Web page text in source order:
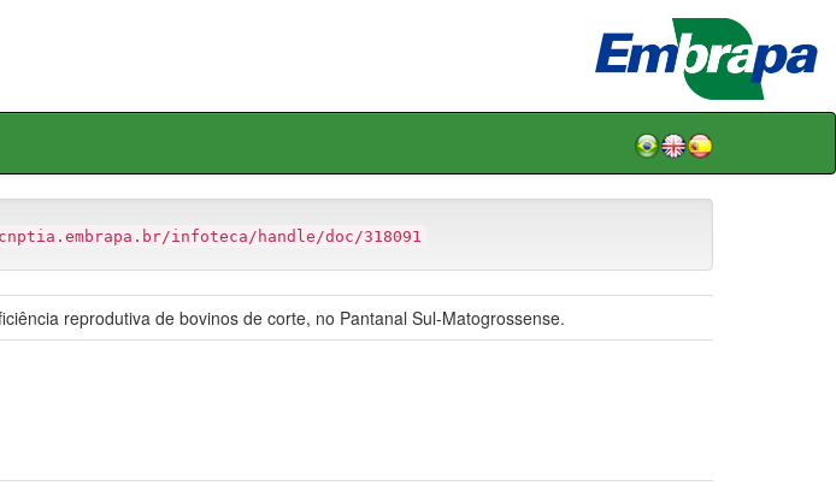
infoteca/handle/doc/318091
reprodutiva de bovinos de corte, no Pantanal Sul-Matogrossense.